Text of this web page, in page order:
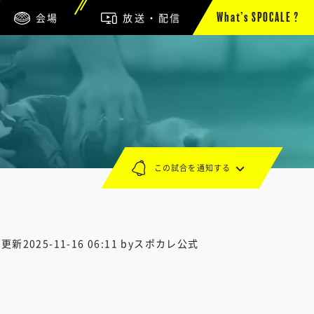
会場 放送・配信 What’s SPOCALE ?
新2025-11-16 06:11 byスポカレ公式
この試合を通知する